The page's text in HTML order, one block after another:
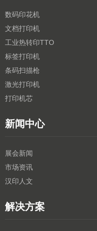
数码印花机
文档打印机
工业热转印TTO
标签打印机
条码扫描枪
激光打印机
打印机芯
新闻中心
展会新闻
市场资讯
汉印人文
解决方案